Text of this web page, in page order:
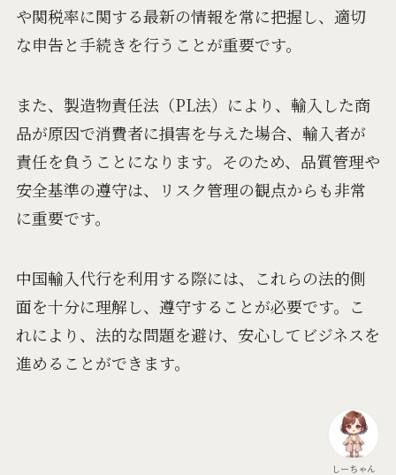
や関税率に関する最新の情報を常に把握し、適切
な申告と手続きを行うことが重要です。
また、製造物責任法（PL法）により、輸入した商
品が原因で消費者に損害を与えた場合、輸入者が
責任を負うことになります。そのため、品質管理や
安全基準の遵守は、リスク管理の観点からも非常
に重要です。
中国輸入代行を利用する際には、これらの法的側
面を十分に理解し、遵守することが必要です。こ
れにより、法的な問題を避け、安心してビジネスを
進めることができます。
しーちゃん